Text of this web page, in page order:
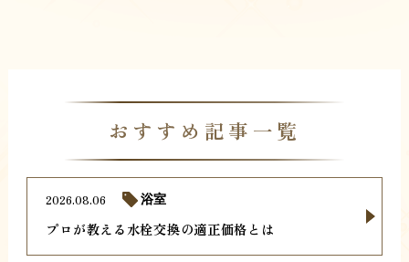
おすすめ記事一覧
プロが教える水栓交換の適正価格とは
2026.08.06 浴室